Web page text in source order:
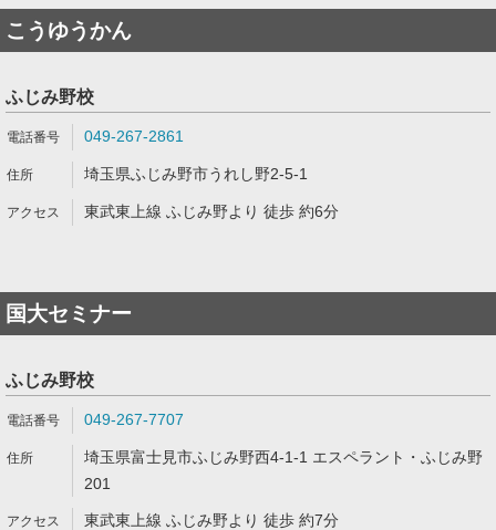
こうゆうかん
ふじみ野校
049-267-2861
埼玉県ふじみ野市うれし野2-5-1
東武東上線 ふじみ野より 徒歩 約6分
国大セミナー
ふじみ野校
049-267-7707
埼玉県富士見市ふじみ野西4-1-1 エスペラント・ふじみ野
201
東武東上線 ふじみ野より 徒歩 約7分